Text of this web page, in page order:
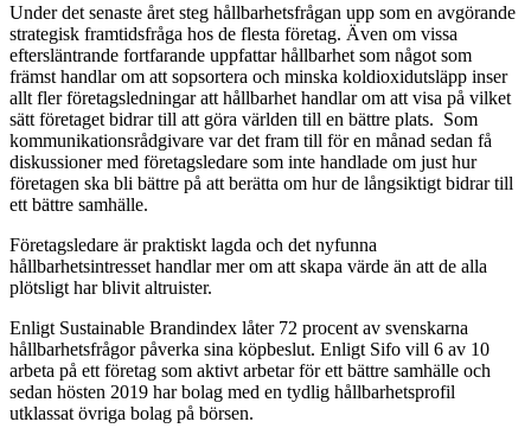
Under det senaste året steg hållbarhetsfrågan upp som en avgörande
strategisk framtidsfråga hos de flesta företag. Även om vissa
eftersläntrande fortfarande uppfattar hållbarhet som något som
främst handlar om att sopsortera och minska koldioxidutsläpp inser
allt fler företagsledningar att hållbarhet handlar om att visa på vilket
sätt företaget bidrar till att göra världen till en bättre plats. Som
kommunikationsrådgivare var det fram till för en månad sedan få
diskussioner med företagsledare som inte handlade om just hur
företagen ska bli bättre på att berätta om hur de långsiktigt bidrar till
ett bättre samhälle.
Företagsledare är praktiskt lagda och det nyfunna
hållbarhetsintresset handlar mer om att skapa värde än att de alla
plötsligt har blivit altruister.
Enligt Sustainable Brandindex låter 72 procent av svenskarna
hållbarhetsfrågor påverka sina köpbeslut. Enligt Sifo vill 6 av 10
arbeta på ett företag som aktivt arbetar för ett bättre samhälle och
sedan hösten 2019 har bolag med en tydlig hållbarhetsprofil
utklassat övriga bolag på börsen.